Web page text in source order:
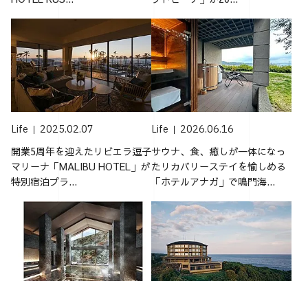
Life 2025.02.07
開業5周年を迎えたリビエラ逗子
マリーナ「MALIBU HOTEL」が
特別宿泊プラ...
Life 2026.06.16
サウナ、食、癒しが一体になっ
たリカバリーステイを愉しめる
「ホテルアナガ」で鳴門海...